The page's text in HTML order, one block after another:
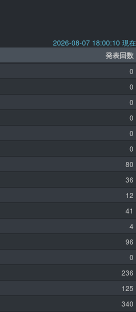
2026-08-07 18:00:10 現在
発表回数
0
0
0
0
0
0
80
36
12
41
4
96
0
236
125
340